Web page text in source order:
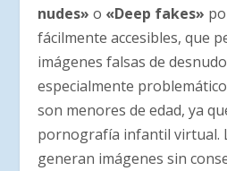
nudes»o «Deep fakes»
fácilmente accesibles, que
imágenes falsas de
especialmente
son menores de edad, ya
pornografía infantil virtual.
generan imágenes sin